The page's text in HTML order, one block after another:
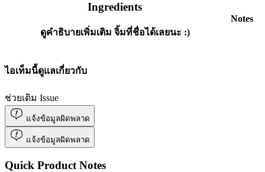
Ingredients
ดูคำธิบายเพิ่มเติม จิ้มที่ชื่อได้เลยนะ :)
Notes
ไอเท็มนี้ดูแลเกี่ยวกับ
ช่วยเติม Issue
แจ้งข้อมูลผิดพลาด
แจ้งข้อมูลผิดพลาด
Quick Product Notes